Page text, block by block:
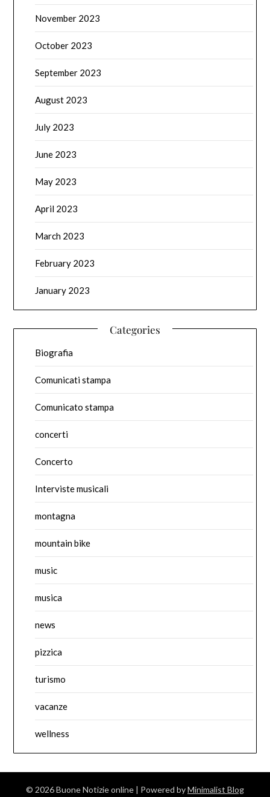
November 2023
October 2023
September 2023
August 2023
July 2023
June 2023
May 2023
April 2023
March 2023
February 2023
January 2023
Categories
Biografia
Comunicati stampa
Comunicato stampa
concerti
Concerto
Interviste musicali
montagna
mountain bike
music
musica
news
pizzica
turismo
vacanze
wellness
© 2026 Buone Notizie online | Powered byMinimalist Blog